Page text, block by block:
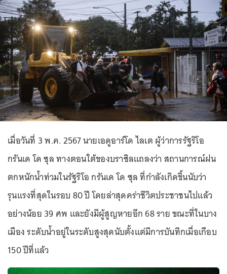
เมื่อวันที่ 3 พ.ค. 2567 นายเอดูอาร์โด ไลเต ผู้ว่าการรัฐริโอ
กรันเด โด ซุล ทางตอนใต้ของบราซิลแถลงว่า สถานการณ์ฝน
ตกหนักน้ำท่วมในรัฐริโอ กรันเด โด ซุล ที่กำลังเกิดขึ้นนับว่า
รุนแรงที่สุดในรอบ 80 ปี โดยล่าสุดคร่าชีวิตประชาชนไปแล้ว
อย่างน้อย 39 ศพ และยังมีผู้สูญหายอีก 68 ราย ขณะที่ในบาง
เมือง ระดับน้ำอยู่ในระดับสูงสุดนับตั้งแต่มีการบันทึกเมื่อเกือบ
150 ปีที่แล้ว